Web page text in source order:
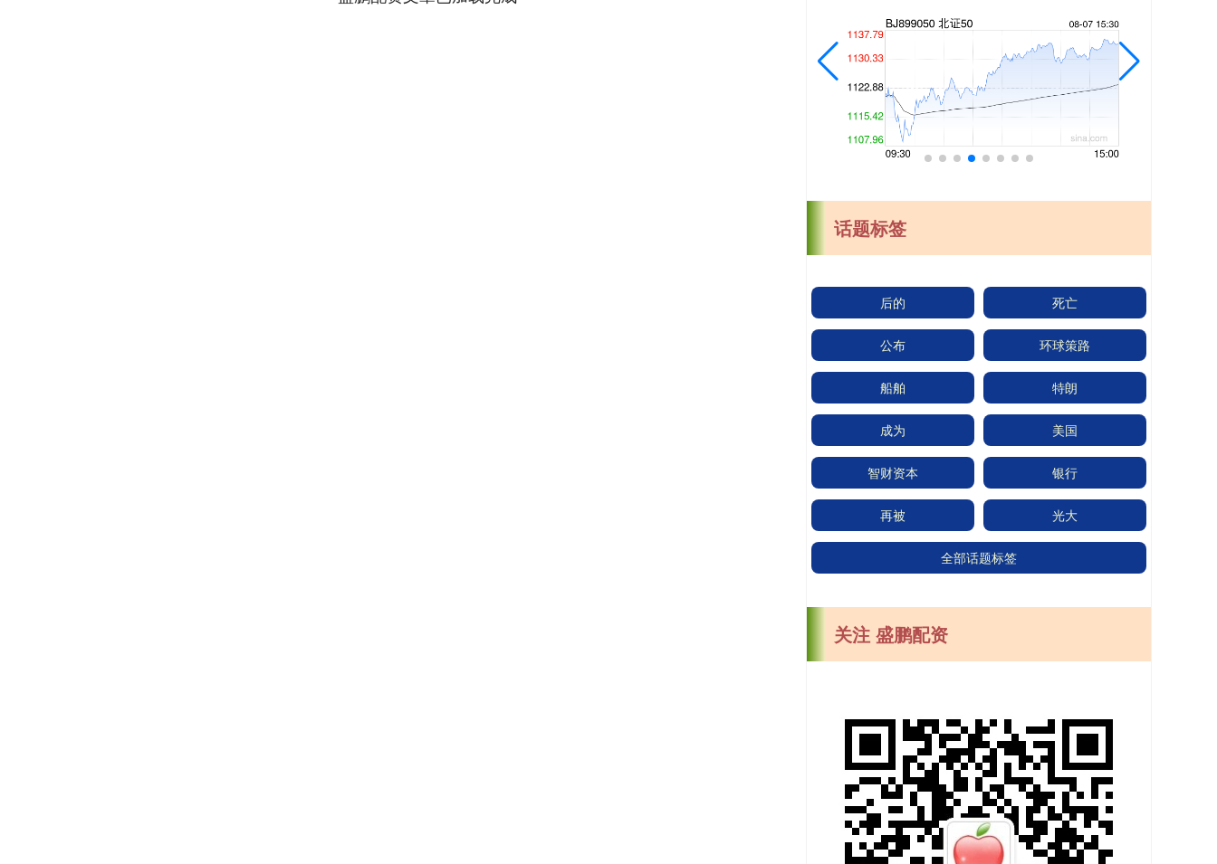
话题标签
后的 死亡
公布 环球策路
船舶 特朗
成为 美国
智财资本 银行
再被 光大
全部话题标签
关注 盛鹏配资